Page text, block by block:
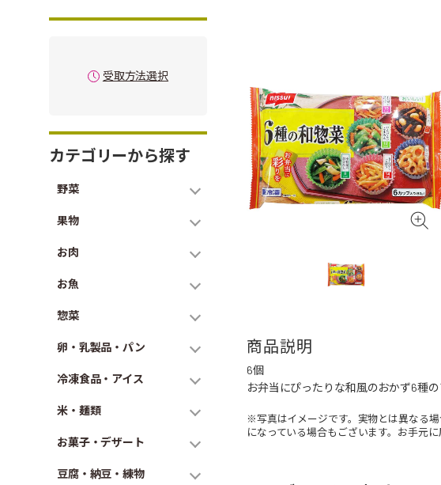
受取方法選択
カテゴリーから探す
野菜
果物
お肉
お魚
惣菜
卵・乳製品・パン
冷凍食品・アイス
米・麺類
お菓子・デザート
豆腐・納豆・練物
商品説明
6個
お弁当にぴったりな和風のおかず6種の
※写真はイメージです。実物とは異なる
になっている場合もございます。お手元